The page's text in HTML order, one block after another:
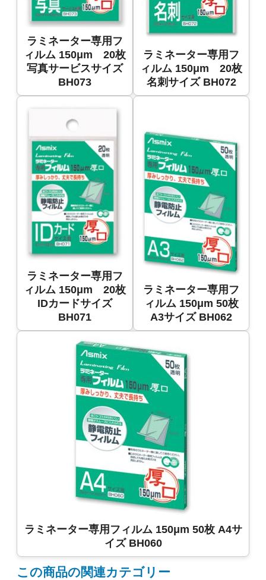
ラミネーター専用フ
ィルム 150μm 20枚
写真サービスサイズ
BH073
ラミネーター専用フ
ィルム 150μm 20枚
名刺サイズ BH072
ラミネーター専用フ
ィルム 150μm 20枚
IDカードサイズ
BH071
ラミネーター専用フ
ィルム 150μm 50枚
A3サイズ BH062
ラミネーター専用フィルム 150μm 50枚 A4サ
イズ BH060
この商品の関連カテゴリー